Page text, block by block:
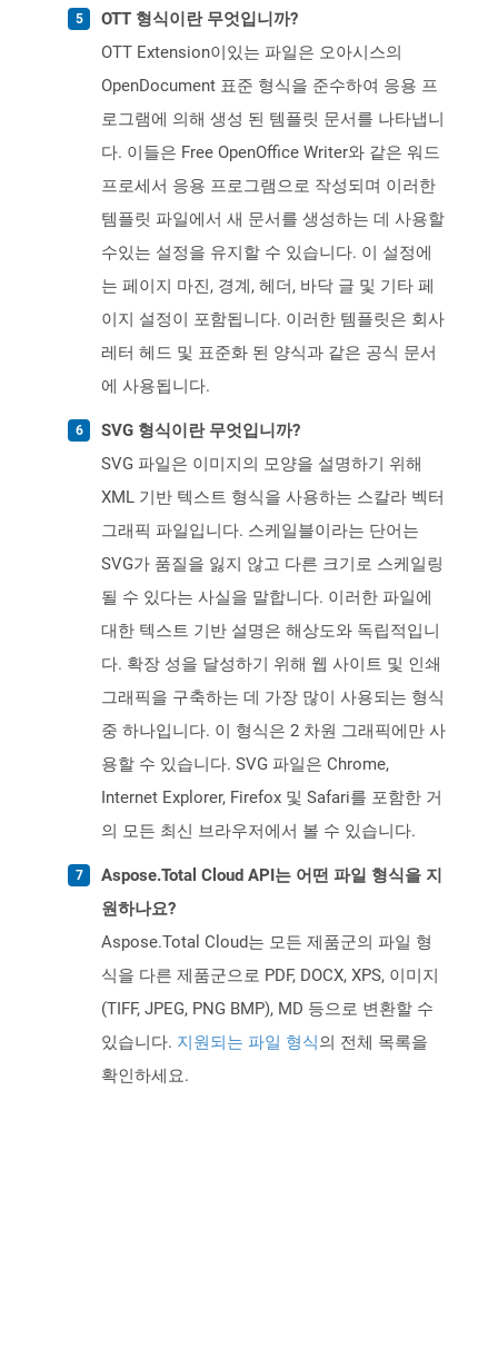
OTT 형식이란 무엇입니까?
OTT Extension이있는 파일은 오아시스의
OpenDocument 표준 형식을 준수하여 응용 프
로그램에 의해 생성 된 템플릿 문서를 나타냅니
다. 이들은 Free OpenOffice Writer와 같은 워드
프로세서 응용 프로그램으로 작성되며 이러한
템플릿 파일에서 새 문서를 생성하는 데 사용할
수있는 설정을 유지할 수 있습니다. 이 설정에
는 페이지 마진, 경계, 헤더, 바닥 글 및 기타 페
이지 설정이 포함됩니다. 이러한 템플릿은 회사
레터 헤드 및 표준화 된 양식과 같은 공식 문서
에 사용됩니다.
SVG 형식이란 무엇입니까?
SVG 파일은 이미지의 모양을 설명하기 위해
XML 기반 텍스트 형식을 사용하는 스칼라 벡터
그래픽 파일입니다. 스케일블이라는 단어는
SVG가 품질을 잃지 않고 다른 크기로 스케일링
될 수 있다는 사실을 말합니다. 이러한 파일에
대한 텍스트 기반 설명은 해상도와 독립적입니
다. 확장 성을 달성하기 위해 웹 사이트 및 인쇄
그래픽을 구축하는 데 가장 많이 사용되는 형식
중 하나입니다. 이 형식은 2 차원 그래픽에만 사
용할 수 있습니다. SVG 파일은 Chrome,
Internet Explorer, Firefox 및 Safari를 포함한 거
의 모든 최신 브라우저에서 볼 수 있습니다.
Aspose.Total Cloud API는 어떤 파일 형식을 지
원하나요?
Aspose.Total Cloud는 모든 제품군의 파일 형
식을 다른 제품군으로 PDF, DOCX, XPS, 이미지
(TIFF, JPEG, PNG BMP), MD 등으로 변환할 수
있습니다. 지원되는 파일 형식의 전체 목록을
확인하세요.